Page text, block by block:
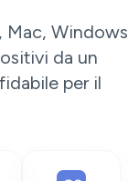
Mac, Windows
da un
per il